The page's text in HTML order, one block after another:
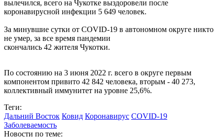
вылечился, всего на Чукотке выздоровели после
коронавирусной инфекции 5 649 человек.
За минувшие сутки от COVID-19 в автономном округе никто
не умер, за все время пандемии
скончались 42 жителя Чукотки.
По состоянию на 3 июня 2022 г. всего в округе первым
компонентом привито 42 842 человека, вторым - 40 273,
коллективный иммунитет на уровне 25,6%.
Теги:
Дальний Восток Ковид Коронавирус COVID-19
Заболеваемость
Новости по теме: